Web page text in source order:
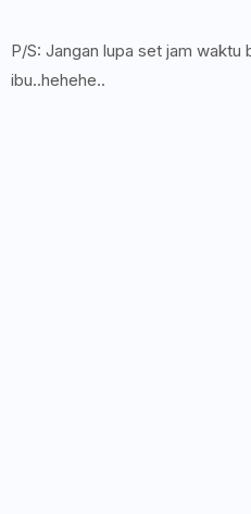
P/S: Jangan lupa set jam waktu
ibu..hehehe..